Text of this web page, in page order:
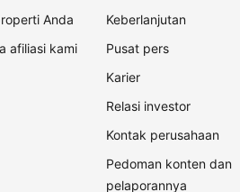
Anda
afiliasi kami
Keberlanjutan
Pusat pers
Karier
Relasi investor
Kontak perusahaan
Pedoman konten dan
pelaporannya